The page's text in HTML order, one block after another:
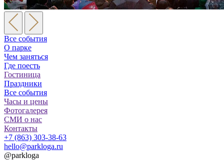
Все события
О парке
Чем заняться
Где поесть
Гостиница
Праздники
Все события
Часы и цены
Фотогалерея
СМИ о нас
Контакты
+7 (863) 303-38-63
hello@parkloga.ru
@parkloga